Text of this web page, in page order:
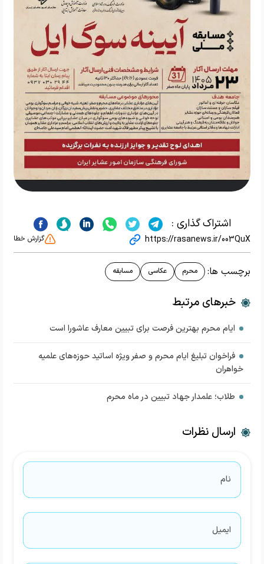
اشتراک گذاری :
https://rasanews.ir/003QuX گزارش خطا
برچسب ها: محرم عکاسی مسابقه
خبرهای مرتبط
ایام محرم بهترین فرصت برای تبیین معارف عاشورا است
فراخوان تبلیغ ایام محرم و صفر ویژه اساتید حوزه‌های علمیه
خواهران
طلاب؛ علمدار جهاد تبیین در ماه محرم
ارسال نظرات